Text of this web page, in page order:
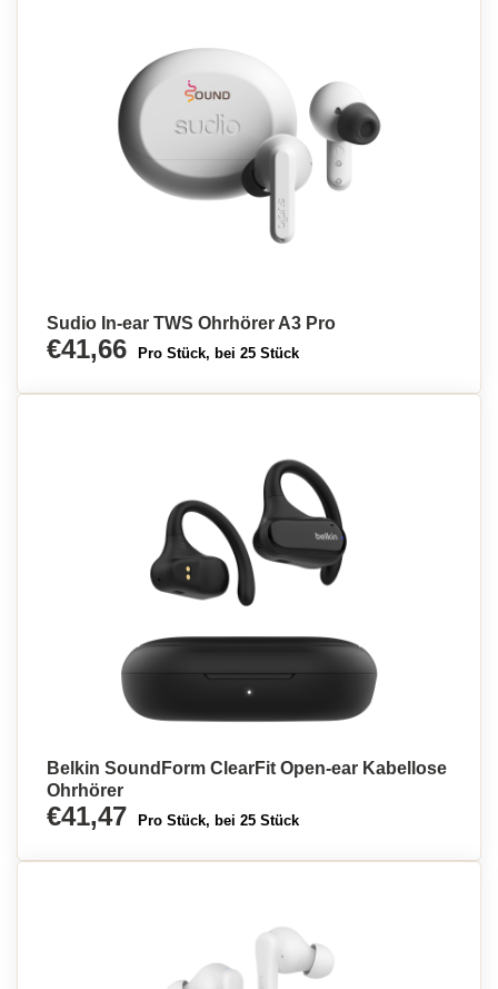
Sudio In-ear TWS Ohrhörer A3 Pro
€41,66 Pro Stück, bei 25 Stück
Belkin SoundForm ClearFit Open-ear Kabellose
Ohrhörer
€41,47 Pro Stück, bei 25 Stück